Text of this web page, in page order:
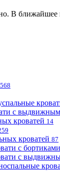
В ближайшее
568
с
кроватей 14
кроватей 87
с бортиками
с